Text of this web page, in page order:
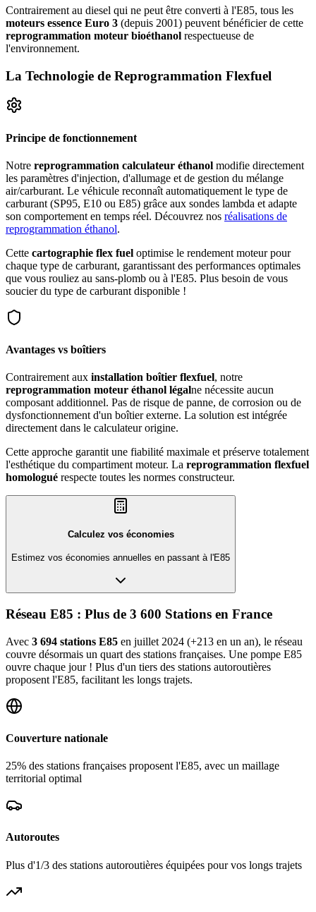
Contrairement au diesel qui ne peut être converti à l'E85, tous les
moteurs essence Euro 3 (depuis 2001) peuvent bénéficier de cette
reprogrammation moteur bioéthanol respectueuse de
l'environnement.
La Technologie de Reprogrammation Flexfuel
Principe de fonctionnement
Notre reprogrammation calculateur éthanol modifie directement
les paramètres d'injection, d'allumage et de gestion du mélange
air/carburant. Le véhicule reconnaît automatiquement le type de
carburant (SP95, E10 ou E85) grâce aux sondes lambda et adapte
son comportement en temps réel. Découvrez nos réalisations de
reprogrammation éthanol.
Cette cartographie flex fuel optimise le rendement moteur pour
chaque type de carburant, garantissant des performances optimales
que vous rouliez au sans-plomb ou à l'E85. Plus besoin de vous
soucier du type de carburant disponible !
Avantages vs boîtiers
Contrairement aux installation boîtier flexfuel, notre
reprogrammation moteur éthanol légalne nécessite aucun
composant additionnel. Pas de risque de panne, de corrosion ou de
dysfonctionnement d'un boîtier externe. La solution est intégrée
directement dans le calculateur origine.
Cette approche garantit une fiabilité maximale et préserve totalement
l'esthétique du compartiment moteur. La reprogrammation flexfuel
homologué respecte toutes les normes constructeur.
Calculez vos économies
Estimez vos économies annuelles en passant à l'E85
Réseau E85 : Plus de 3 600 Stations en France
Avec 3 694 stations E85 en juillet 2024 (+213 en un an), le réseau
couvre désormais un quart des stations françaises. Une pompe E85
ouvre chaque jour ! Plus d'un tiers des stations autoroutières
proposent l'E85, facilitant les longs trajets.
Couverture nationale
25% des stations françaises proposent l'E85, avec un maillage
territorial optimal
Autoroutes
Plus d'1/3 des stations autoroutières équipées pour vos longs trajets